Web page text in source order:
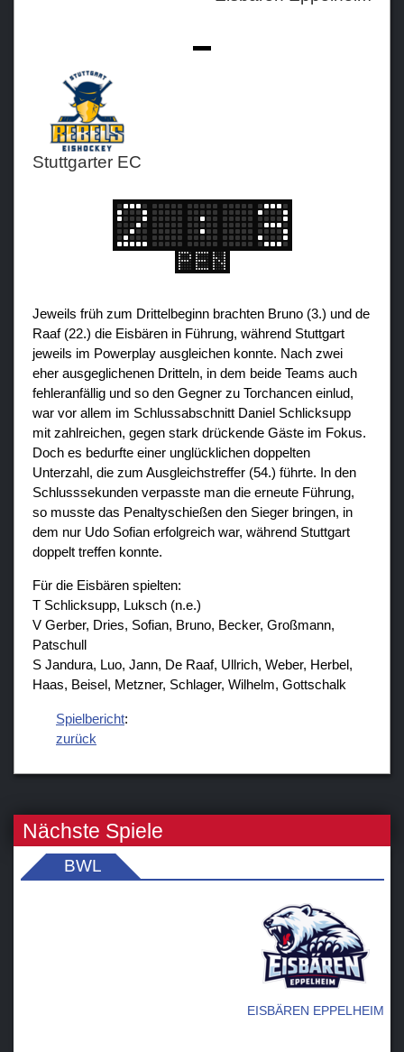
Stuttgarter EC
Jeweils früh zum Drittelbeginn brachten Bruno (3.) und de
Raaf (22.) die Eisbären in Führung, während Stuttgart
jeweils im Powerplay ausgleichen konnte. Nach zwei
eher ausgeglichenen Dritteln, in dem beide Teams auch
fehleranfällig und so den Gegner zu Torchancen einlud,
war vor allem im Schlussabschnitt Daniel Schlicksupp
mit zahlreichen, gegen stark drückende Gäste im Fokus.
Doch es bedurfte einer unglücklichen doppelten
Unterzahl, die zum Ausgleichstreffer (54.) führte. In den
Schlusssekunden verpasste man die erneute Führung,
so musste das Penaltyschießen den Sieger bringen, in
dem nur Udo Sofian erfolgreich war, während Stuttgart
doppelt treffen konnte.
Für die Eisbären spielten:
T Schlicksupp, Luksch (n.e.)
V Gerber, Dries, Sofian, Bruno, Becker, Großmann,
Patschull
S Jandura, Luo, Jann, De Raaf, Ullrich, Weber, Herbel,
Haas, Beisel, Metzner, Schlager, Wilhelm, Gottschalk
Spielbericht:
zurück
Nächste Spiele
BWL
EISBÄREN EPPELHEIM